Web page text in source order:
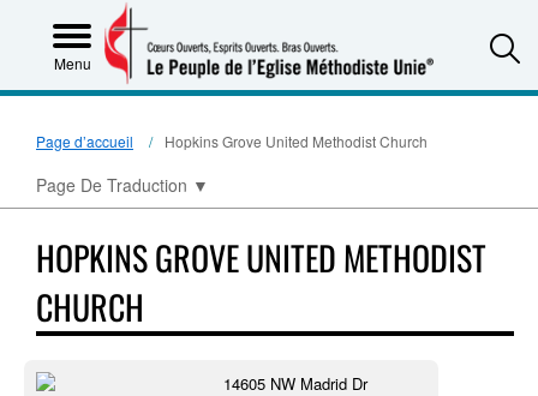
Menu
Page d’accueil Hopkins Grove United Methodist Church
Page De Traduction ▼
HOPKINS GROVE UNITED METHODIST
CHURCH
14605 NW Madrid Dr